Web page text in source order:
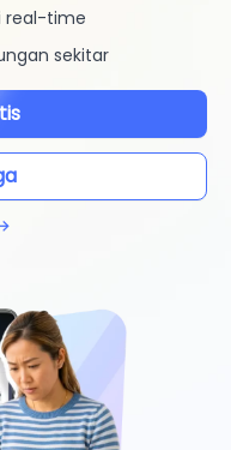
real-time
sekitar